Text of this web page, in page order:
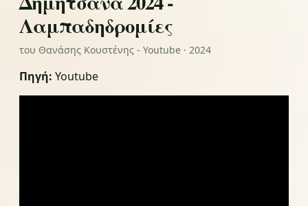
Λαμπαδηδρομίες
του Θανάσης Κουστένης - Youtube · 2024
Πηγή: Youtube